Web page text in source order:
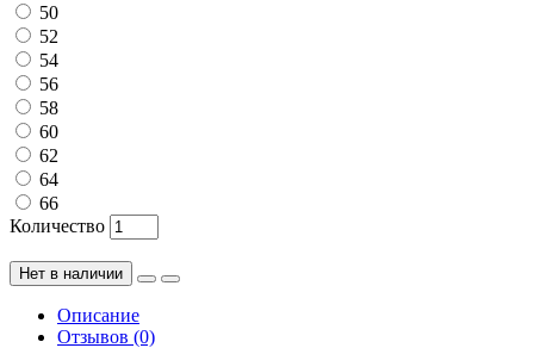
50
52
54
56
58
60
62
64
66
Количество
Нет в наличии
Описание
Отзывов (0)